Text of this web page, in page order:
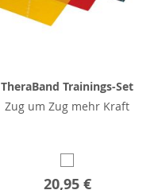
TheraBand Trainings-Set
Zug um Zug mehr Kraft
20,95 €